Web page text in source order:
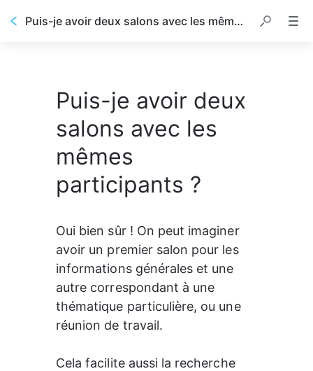
Puis-je avoir deux salons avec les mêmes participants ?
Puis-je avoir deux
salons avec les
mêmes
participants ?
Oui bien sûr ! On peut imaginer
avoir un premier salon pour les
informations générales et une
autre correspondant à une
thématique particulière, ou une
réunion de travail.
Cela facilite aussi la recherche